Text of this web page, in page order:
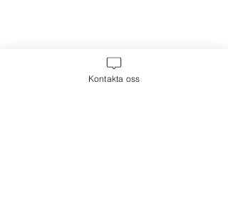
Kontakta oss